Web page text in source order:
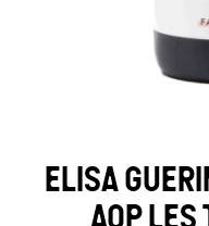
ELISA
AOP